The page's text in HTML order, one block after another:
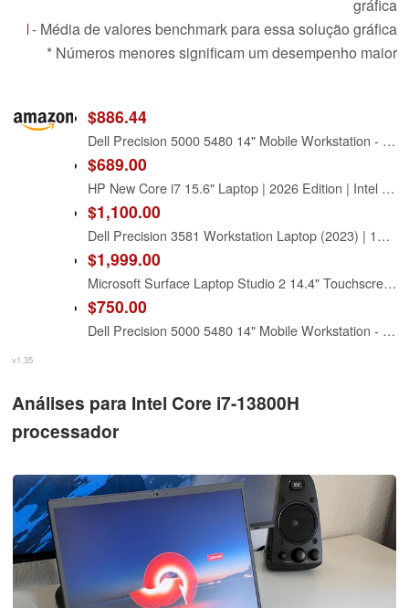
gráfica
- Média de valores benchmark para essa solução gráfica
* Números menores significam um desempenho maior
$886.44
Dell Precision 5000 5480 14" Mobile Workstation - Full HD Plus Intel Core i7 13th Gen i7-13800H Tetradeca-core (14 Core) 32 GB Total RAM - 32 GB On-Board Memory - 512 GB (Renewed)
$689.00
HP New Core i7 15.6" Laptop | 2026 Edition | Intel High-Performance Core i7-1255U up to 4.7GHz | 16GB RAM - 1TB PCIe SSD | Webcam | FHD | Long Battery Life | Windows 11 | Business & Academic
$1,100.00
Dell Precision 3581 Workstation Laptop (2023) | 15.6" 1920x1080 FHD | Core i7-13800H - 1TB SSD Hard Drive - 32GB RAM - Nvidia GeForce RTX A500 | 14 cores @ 5.2 GHz - 4GB GDDR6 Win 11 Home (Renewed)
$1,999.00
Microsoft Surface Laptop Studio 2 14.4" Touchscreen Convertible (Floating Slider) 2 in 1 Notebook - Intel Core i7 13th Gen i7-13800H - Intel Evo Platform - 16 GB - 512 GB SSD - English Keyboard
$750.00
Dell Precision 5000 5480 14" Mobile Workstation - Full HD Plus - 1920 x 1200 - Intel Core i7 13th Gen i7-13800H Tetradeca-core (14 Core) 2.50 GHz - 32 GB Total RAM - 32 GB On-Board Memory - 512 GB
v1.35
Análises para Intel Core i7-13800H
processador